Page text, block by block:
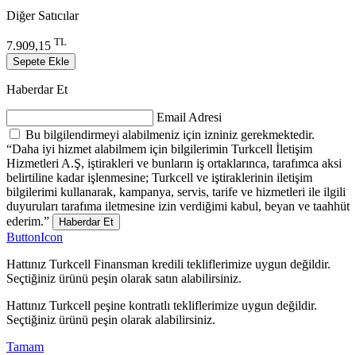
Diğer Satıcılar
7.909,15 TL
Sepete Ekle
Haberdar Et
Email Adresi
Bu bilgilendirmeyi alabilmeniz için izniniz gerekmektedir.
“Daha iyi hizmet alabilmem için bilgilerimin Turkcell İletişim
Hizmetleri A.Ş, iştirakleri ve bunların iş ortaklarınca, tarafımca aksi
belirtiline kadar işlenmesine; Turkcell ve iştiraklerinin iletişim
bilgilerimi kullanarak, kampanya, servis, tarife ve hizmetleri ile ilgili
duyuruları tarafıma iletmesine izin verdiğimi kabul, beyan ve taahhüt
ederim.”
Haberdar Et
ButtonIcon
Hattınız Turkcell Finansman kredili tekliflerimize uygun değildir.
Seçtiğiniz ürünü peşin olarak satın alabilirsiniz.
Hattınız Turkcell peşine kontratlı tekliflerimize uygun değildir.
Seçtiğiniz ürünü peşin olarak alabilirsiniz.
Tamam